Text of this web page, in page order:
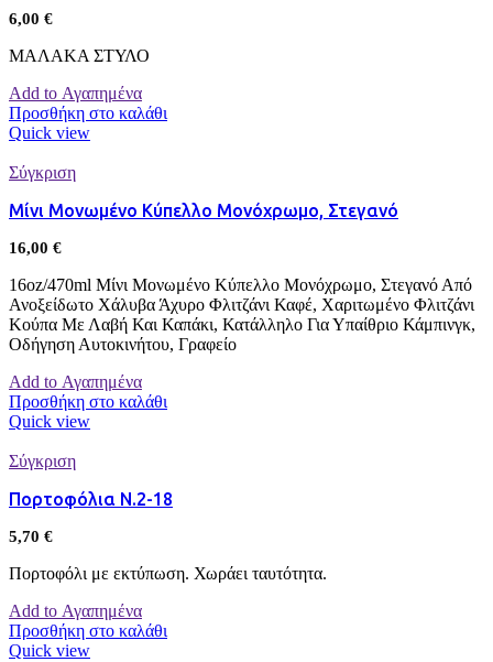
6,00 €
ΜΑΛΑΚΑ ΣΤΥΛΟ
Add to Αγαπημένα
Προσθήκη στο καλάθι
Quick view
Σύγκριση
Μίνι Μονωμένο Κύπελλο Μονόχρωμο, Στεγανό
16,00 €
16oz/470ml Μίνι Μονωμένο Κύπελλο Μονόχρωμο, Στεγανό Από
Ανοξείδωτο Χάλυβα Άχυρο Φλιτζάνι Καφέ, Χαριτωμένο Φλιτζάνι
Κούπα Με Λαβή Και Καπάκι, Κατάλληλο Για Υπαίθριο Κάμπινγκ,
Οδήγηση Αυτοκινήτου, Γραφείο
Add to Αγαπημένα
Προσθήκη στο καλάθι
Quick view
Σύγκριση
Πορτοφόλια Ν.2-18
5,70 €
Πορτοφόλι με εκτύπωση. Χωράει ταυτότητα.
Add to Αγαπημένα
Προσθήκη στο καλάθι
Quick view